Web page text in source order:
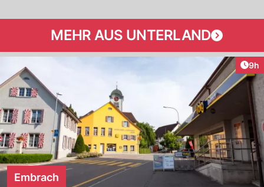
MEHR AUS UNTERLAND
9h
Embrach